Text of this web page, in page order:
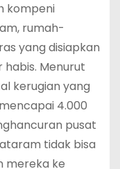
kompeni
rumah-
yang disiapkan
Menurut
kerugian yang
4.000
pusat
tidak bisa
mereka ke